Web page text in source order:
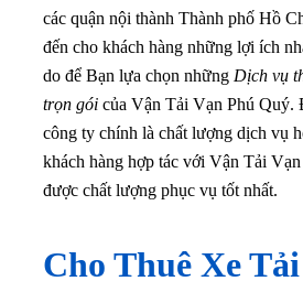
các quận nội thành Thành phố Hồ
đến cho khách hàng những lợi ích
do để Bạn lựa chọn những Dịch vụ
trọn gói của Vận Tải Vạn Phú Quý.
công ty chính là chất lượng dịch vụ
khách hàng hợp tác với Vận Tải
được chất lượng phục vụ tốt nhất.
Cho Thuê Xe